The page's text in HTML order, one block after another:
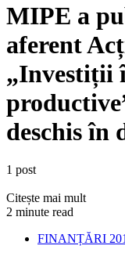
MIPE a
aferent
„Investiții
deschis în
1 post
Citește mai mult
2 minute read
FINANȚĂRI